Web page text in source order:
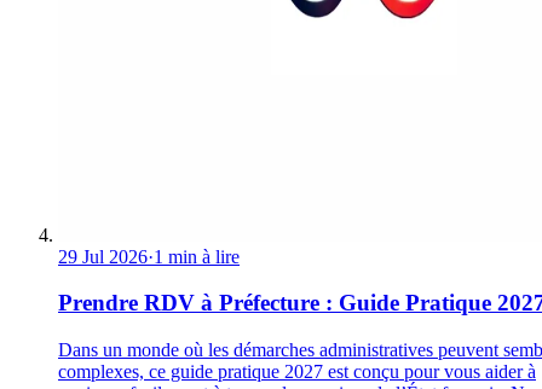
29 Jul 2026·1 min à lire
Prendre RDV à Préfecture : Guide Pratique
Dans un monde où les démarches administratives peuvent
complexes, ce guide pratique 2027 est conçu pour vous aider à